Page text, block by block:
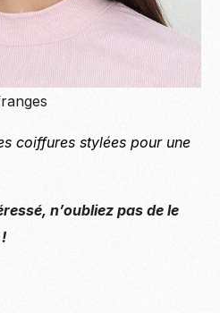
coiffures stylées pour une
n’oubliez pas de le